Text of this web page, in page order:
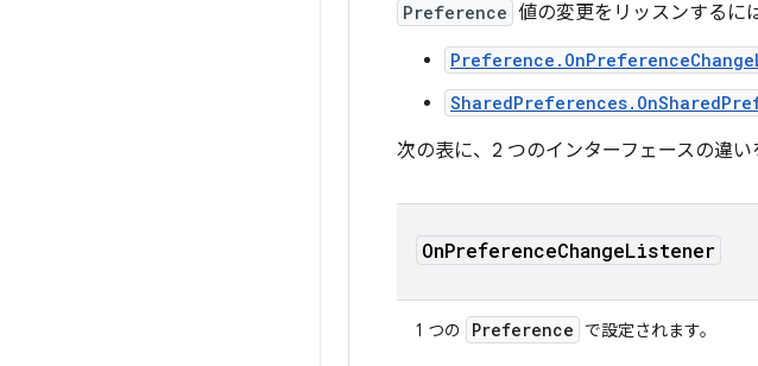
Preference 値の変更をリッスンするに
次の表に、2 つのインターフェースの違い
OnPreferenceChangeListener
1 つの Preference で設定されます。